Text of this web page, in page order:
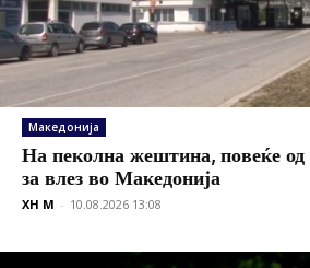
Македонија
На пеколна жештина, повеќе од
за влез во Македонија
XH M - 10.08.2026 13:08